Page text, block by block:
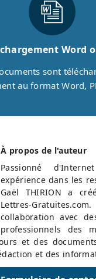
Word
sont
au format Word,
À propos de l'auteur
Passionné
expérience dans les
Gaël THIRION a
Lettres-
collaboration avec
professionnels des
et des
et des